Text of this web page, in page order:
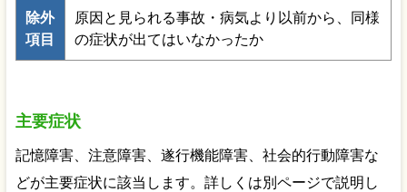
除外
項目
原因と見られる事故・病気より以前から、同様
の症状が出てはいなかったか
主要症状
記憶障害、注意障害、遂行機能障害、社会的行動障害な
どが主要症状に該当します。詳しくは別ページで説明し